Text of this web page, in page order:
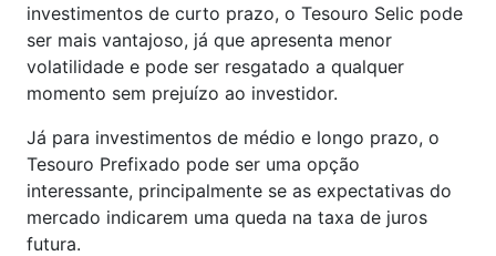
investimentos de curto prazo, o Tesouro Selic pode
ser mais vantajoso, já que apresenta menor
volatilidade e pode ser resgatado a qualquer
momento sem prejuízo ao investidor.
Já para investimentos de médio e longo prazo, o
Tesouro Prefixado pode ser uma opção
interessante, principalmente se as expectativas do
mercado indicarem uma queda na taxa de juros
futura.